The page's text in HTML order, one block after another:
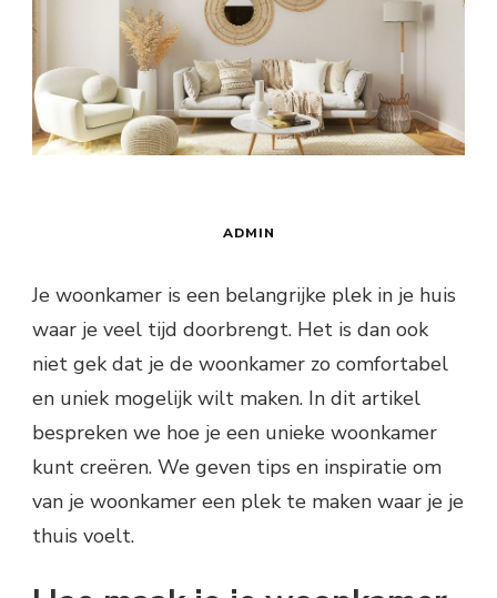
ADMIN
Je woonkamer is een belangrijke plek in je huis
waar je veel tijd doorbrengt. Het is dan ook
niet gek dat je de woonkamer zo comfortabel
en uniek mogelijk wilt maken. In dit artikel
bespreken we hoe je een unieke woonkamer
kunt creëren. We geven tips en inspiratie om
van je woonkamer een plek te maken waar je je
thuis voelt.